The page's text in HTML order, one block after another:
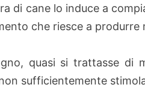
di cane lo induce a
che riesce a
quasi si trattasse di
sufficientemente